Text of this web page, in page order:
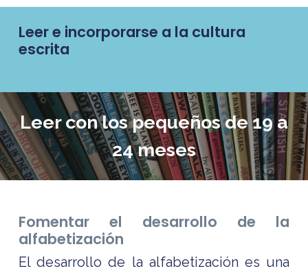
Leer e incorporarse a la cultura
escrita
Leer con lospequeños de 19 a
24 meses
Fomentar el desarrollo de la
alfabetización
El desarrollo de la alfabetización es una